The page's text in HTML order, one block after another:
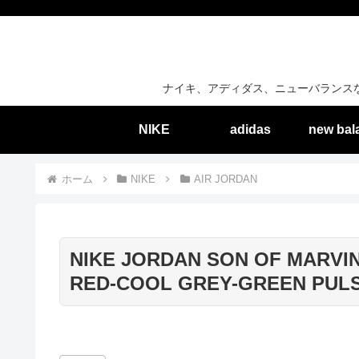
ナイキ、アディダス、ニューバラン
NIKE adidas new
ホーム NIKE AIR JORDAN
NIKE JORDAN SON OF
RED-COOL GREY-GREEN